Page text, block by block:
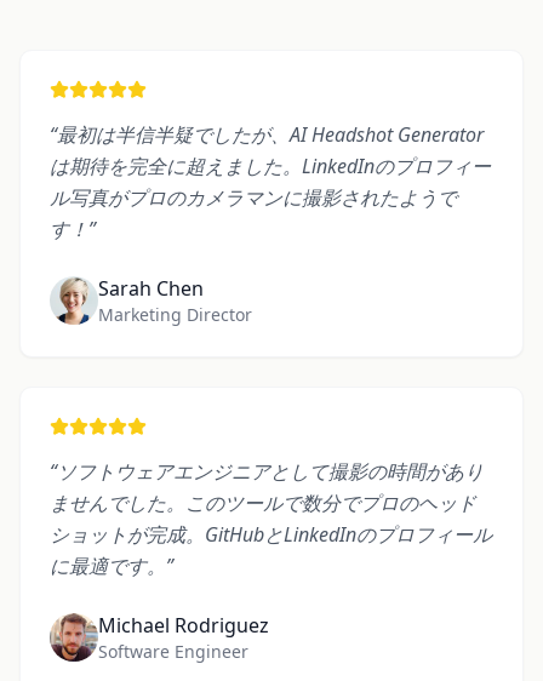
“最初は半信半疑でしたが、AI Headshot Generator
は期待を完全に超えました。LinkedInのプロフィー
ル写真がプロのカメラマンに撮影されたようで
す！ ”
Sarah Chen
Marketing Director
“ソフトウェアエンジニアとして撮影の時間があり
ませんでした。このツールで数分でプロのヘッド
ショットが完成。GitHubとLinkedInのプロフィール
に最適です。 ”
Michael Rodriguez
Software Engineer